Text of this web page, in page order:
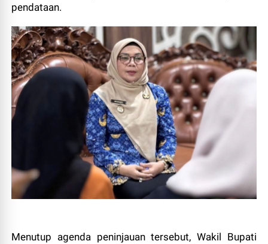
pendataan.
Menutup agenda peninjauan tersebut, Wakil Bupati